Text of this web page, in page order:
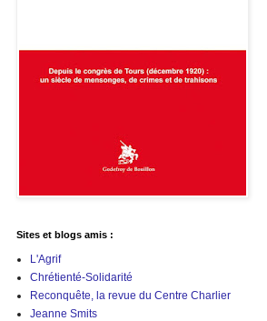
Sites et blogs amis :
L'Agrif
Chrétienté-Solidarité
Reconquête, la revue du Centre Charlier
Jeanne Smits